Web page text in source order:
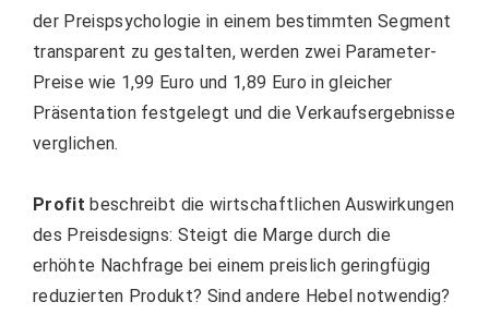
der Preispsychologie in einem bestimmten Segment
transparent zu gestalten, werden zwei Parameter-
Preise wie 1,99 Euro und 1,89 Euro in gleicher
Präsentation festgelegt und die Verkaufsergebnisse
verglichen.
Profit beschreibt die wirtschaftlichen Auswirkungen
des Preisdesigns: Steigt die Marge durch die
erhöhte Nachfrage bei einem preislich geringfügig
reduzierten Produkt? Sind andere Hebel notwendig?